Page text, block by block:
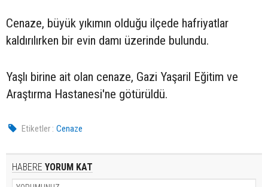
Cenaze, büyük yıkımın olduğu ilçede hafriyatlar
kaldırılırken bir evin damı üzerinde bulundu.
Yaşlı birine ait olan cenaze, Gazi Yaşaril Eğitim ve
Araştırma Hastanesi'ne götürüldü.
Etiketler : Cenaze
HABERE YORUM KAT